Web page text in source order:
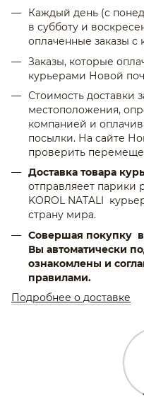
Каждый день (с
в субботу и
оплаченные заказы
Заказы, которые
курьерами Новой
Стоимость доставки
местоположения,
компанией и
посылки. На сайте
проверить
Доставка товара
отправляеет парики
KOROL NATALI
страну мира.
Совершая покупку
Вы автоматически
ознакомлены и
правилами.
Подробнее о доставке